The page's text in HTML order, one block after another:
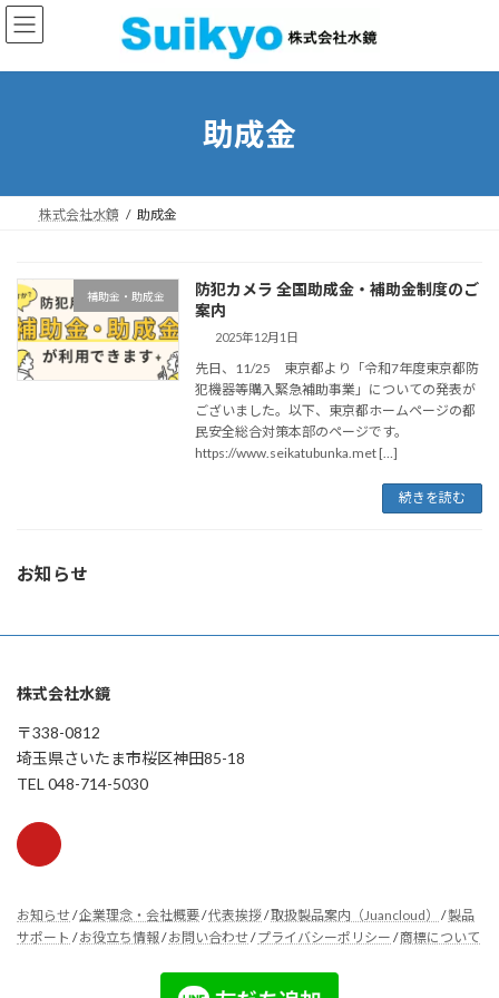
コ
ン
ン
ナ
ビ
ー
助成金
株式会社水鏡 助成金
補助金・助成金
防犯カメラ 全国助成金・補助金制度のご
案内
2025年12月1日
先日、11/25 東京都より「令和7年度東京都防
犯機器等購入緊急補助事業」についての発表が
ございました。以下、東京都ホームページの都
民安全総合対策本部のページです。
https://www.seikatubunka.met […]
続きを読む
お知らせ
株式会社水鏡
〒338-0812
埼玉県さいたま市桜区神田85-18
TEL 048-714-5030
お知らせ/企業理念・会社概要/代表挨拶/取扱製品案内（Juancloud） /製品
サポート /お役立ち情報/お問い合わせ/プライバシーポリシー /商標について